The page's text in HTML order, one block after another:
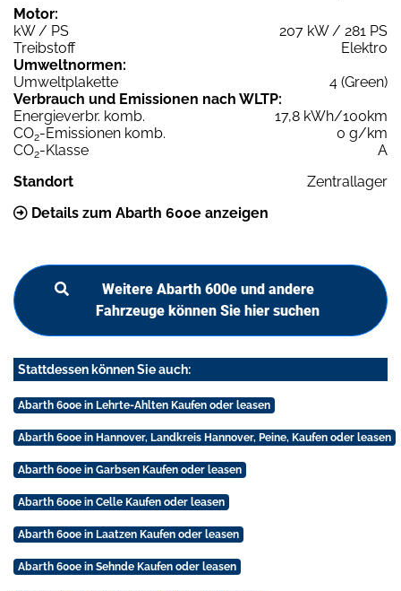
Motor:
kW / PS
207 kW / 281 PS
Treibstoff
Elektro
Umweltnormen:
Umweltplakette
4 (Green)
Verbrauch und Emissionen nach WLTP:
Energieverbr. komb.
17,8 kWh/100km
CO2-Emissionen komb.
0 g/km
CO2-Klasse
A
Standort
Zentrallager
Details zum Abarth 600e anzeigen
Weitere Abarth 600e und andere
Fahrzeuge können Sie hier suchen
Stattdessen können Sie auch:
Abarth 600e in Lehrte-Ahlten Kaufen oder leasen
Abarth 600e in Hannover, Landkreis Hannover, Peine, Kaufen oder leasen
Abarth 600e in Garbsen Kaufen oder leasen
Abarth 600e in Celle Kaufen oder leasen
Abarth 600e in Laatzen Kaufen oder leasen
Abarth 600e in Sehnde Kaufen oder leasen